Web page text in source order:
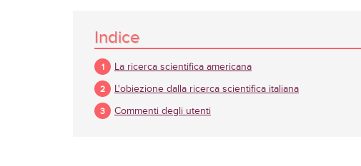
Indice
La ricerca scientifica americana
L'obiezione dalla ricerca scientifica italiana
Commenti degli utenti